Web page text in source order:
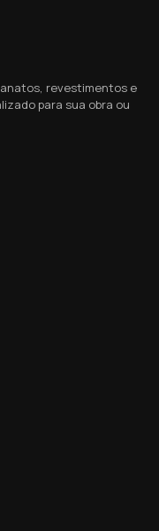
revestimentos e
para sua obra ou